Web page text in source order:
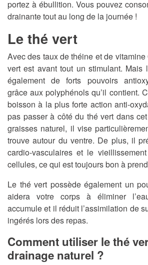
portez à ébullition. Vous pouvez
drainante tout au long de la journée !
Le thé vert
Avec des taux de théine et de
vert est avant tout un stimulant. Mais
également de forts pouvoirs
grâce aux polyphénols qu’il contient.
boisson à la plus forte action anti-
pas passer à côté du thé vert dans
graisses naturel, il vise
trouve autour du ventre. De plus, il
cardio-vasculaires et le
cellules, ce qui est toujours bon à
Le thé vert possède également un
aidera votre corps à éliminer
accumule et il réduit l’assimilation de
ingérés lors des repas.
Comment utiliser le thé
drainage naturel ?